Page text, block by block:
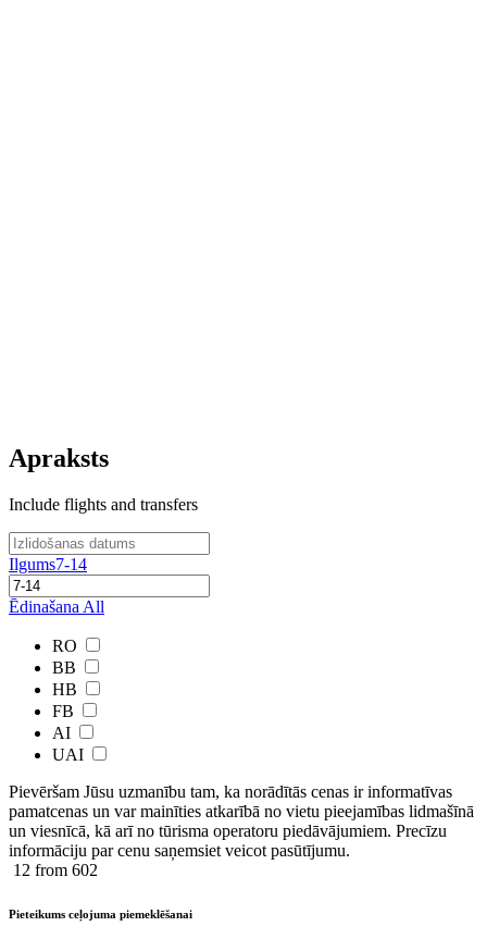
Apraksts
Include flights and transfers
Ilgums7-14
Ēdinašana All
RO
BB
HB
FB
AI
UAI
Pievēršam Jūsu uzmanību tam, ka norādītās cenas ir ​informatīvas ​
pamatcenas un var mainīties atkarībā ​no ​vietu pieejamības lidmašīnā
un viesnīcā, kā arī no tūrisma operatoru piedāvājumiem. Precīzu
informāciju par cenu saņemsiet veicot pasūtījumu.
12 from 602
Pieteikums ceļojuma piemeklēšanai